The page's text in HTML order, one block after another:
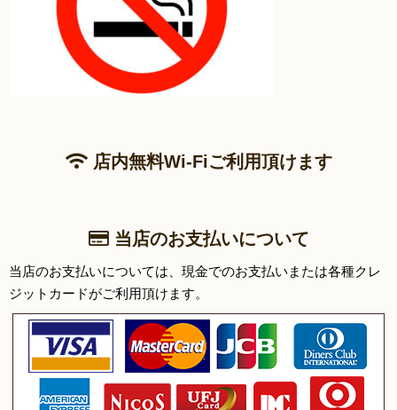
店内無料Wi-Fiご利用頂けます
当店のお支払いについて
当店のお支払いについては、現金でのお支払いまたは各種クレ
ジットカードがご利用頂けます。